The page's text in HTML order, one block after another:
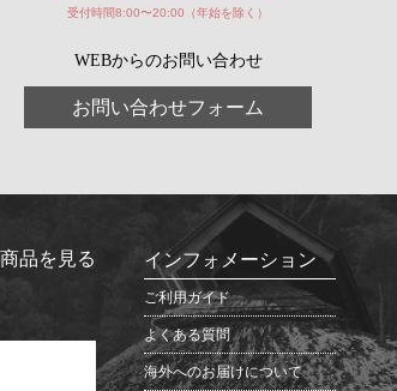
受付時間8:00〜20:00（年始を除く）
WEBからのお問い合わせ
お問い合わせフォーム
品を見る インフォメーション
ご利用ガイド
よくある質問
海外へのお届けについて